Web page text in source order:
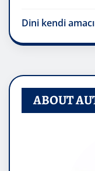
Dini kendi
ABOUT